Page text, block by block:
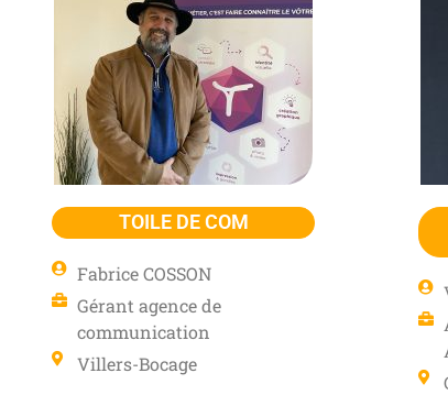
TOILE DE COM
Fabrice COSSON
Gérant agence de
communication
Villers-Bocage